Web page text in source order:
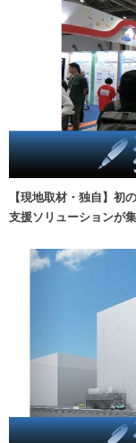
【現地取材・独自】初
支援ソリューションが